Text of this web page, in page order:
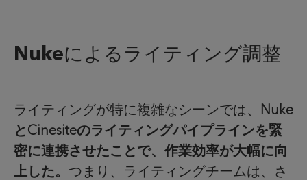
Nukeによるライティング調整
ライティングが特に複雑なシーンでは、
Nuke
とCinesiteのライティングパイプラインを緊
密に連携させたことで、作業効率が大幅に向
上した。 つまり、ライティングチームは、さ